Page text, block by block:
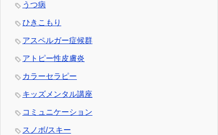
うつ病
ひきこもり
アスペルガー症候群
アトピー性皮膚炎
カラーセラピー
キッズメンタル講座
コミュニケーション
スノボ/スキー